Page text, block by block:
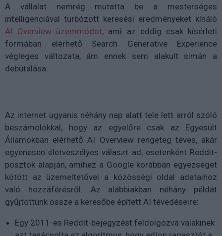
A vállalat nemrég mutatta be a mesterséges
intelligenciával turbózott keresési eredményeket kínáló
AI Overview üzemmódot, ami az eddig csak kísérleti
formában elérhető Search Generative Experience
végleges változata, ám ennek sem alakult simán a
debütálása.
Az internet ugyanis néhány nap alatt tele lett arról szóló
beszámolókkal, hogy az egyelőre csak az Egyesült
Államokban elérhető AI Overview rengeteg téves, akár
egyenesen életveszélyes választ ad, esetenként Reddit-
posztok alapján, amihez a Google korábban egyezséget
kötött az üzemeltetővel a közösségi oldal adataihoz
való hozzáférésről. Az alábbiakban néhány példát
gyűjtöttünk össze a keresőbe épített AI tévedéseire:
Egy 2011-es Reddit-bejegyzést feldolgozva valakinek